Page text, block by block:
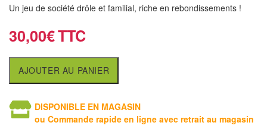
air
Pendules
Echiquier
pour
Logiciels
Un jeu de société drôle et familial, riche en rebondissements !
30,00€
AJOUTER AU PANIER
DISPONIBLE EN MAGASIN
ou Commande rapide en ligne avec retrait au magasin